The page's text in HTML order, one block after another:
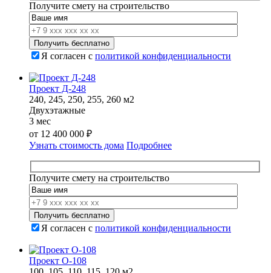
Получите смету на строительство
Я согласен с политикой конфиденциальности
Проект Д-248
240, 245, 250, 255, 260 м2
Двухэтажные
3 мес
от 12 400 000 ₽
Узнать стоимость дома Подробнее
Получите смету на строительство
Я согласен с политикой конфиденциальности
Проект О-108